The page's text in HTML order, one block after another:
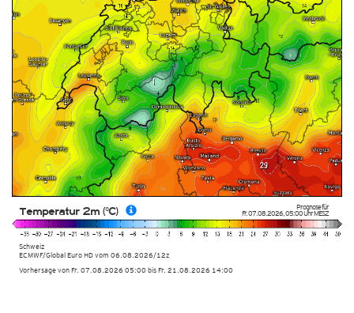
Prognose für
Fr. 07.08.2026,05:00 UhrMESZ
Schweiz
ECMWF/Global Euro HD vom 06.08.2026/12z
Temperatur 2m (°C)
Vorhersage von Fr. 07.08.2026 05:00 bis Fr. 21.08.2026 14:00